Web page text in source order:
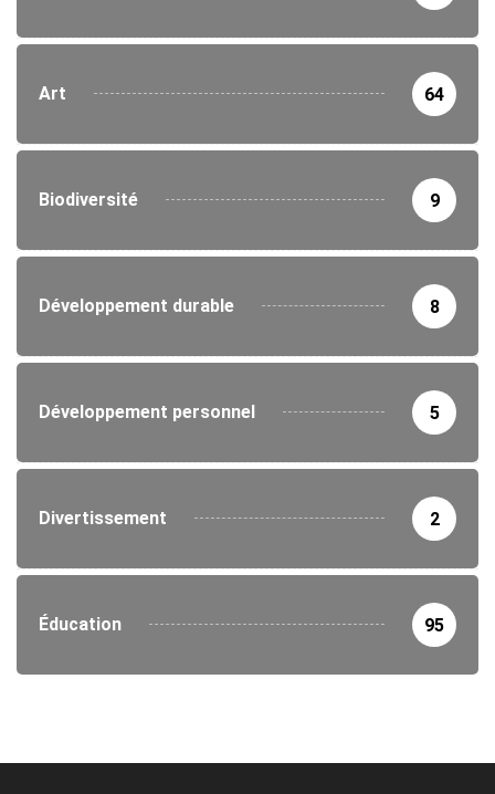
Art 64
Biodiversité 9
Développement durable 8
Développement personnel 5
Divertissement 2
Éducation 95